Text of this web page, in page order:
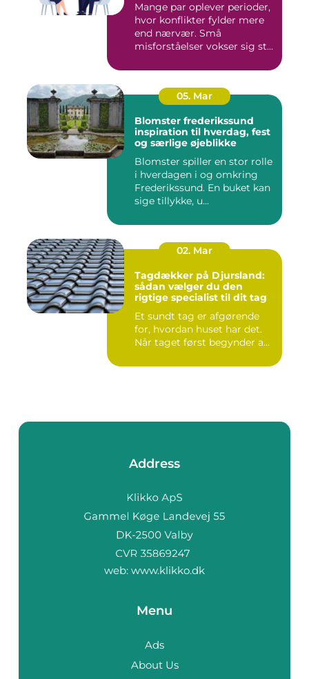
Mange par oplever perioder,
hvor konflikter fylder mere
end nærvær. Små
misforståelser vokser sig st...
05. Mar
Blomster frederikssund
inspiration til hverdag, fest
og særlige øjeblikke
Blomster spiller en stor rolle
i hverdagen i og omkring
Frederikssund. En buket kan
sige tillykke, u...
02. Mar
Tagdækker på Djursland:
sådan vælger du den
rigtige specialist til dit tag
Et sundt tag er afgørende
for, hvordan huset har det.
Når taget først begynder a...
Address
web: www.klikko.dk
Menu
Ads
About Us